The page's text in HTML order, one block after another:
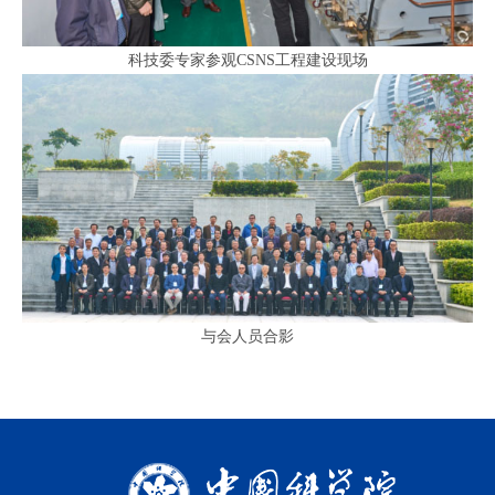
科技委专家参观CSNS工程建设现场
与会人员合影